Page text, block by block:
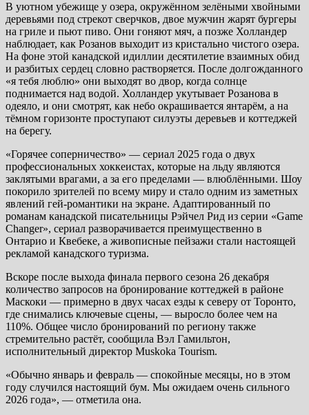
В уютном убежище у озера, окружённом зелёными хвойными
деревьями под стрекот сверчков, двое мужчин жарят бургеры
на гриле и пьют пиво. Они гоняют мяч, а позже Холландер
наблюдает, как Розанов выходит из кристально чистого озера.
На фоне этой канадской идиллии десятилетие взаимных обид
и разбитых сердец словно растворяется. После долгожданного
«я тебя люблю» они выходят во двор, когда солнце
поднимается над водой. Холландер укутывает Розанова в
одеяло, и они смотрят, как небо окрашивается янтарём, а на
тёмном горизонте проступают силуэты деревьев и коттеджей
на берегу.
«Горячее соперничество» — сериал 2025 года о двух
профессиональных хоккеистах, которые на льду являются
заклятыми врагами, а за его пределами — влюблёнными. Шоу
покорило зрителей по всему миру и стало одним из заметных
явлений гей-романтики на экране. Адаптированный по
романам канадской писательницы Рэйчел Рид из серии «Game
Changer», сериал разворачивается преимущественно в
Онтарио и Квебеке, а живописные пейзажи стали настоящей
рекламой канадского туризма.
Вскоре после выхода финала первого сезона 26 декабря
количество запросов на бронирование коттеджей в районе
Маскоки — примерно в двух часах езды к северу от Торонто,
где снимались ключевые сцены, — выросло более чем на
110%. Общее число бронирований по региону также
стремительно растёт, сообщила Вэл Гамильтон,
исполнительный директор Muskoka Tourism.
«Обычно январь и февраль — спокойные месяцы, но в этом
году случился настоящий бум. Мы ожидаем очень сильного
2026 года», — отметила она.